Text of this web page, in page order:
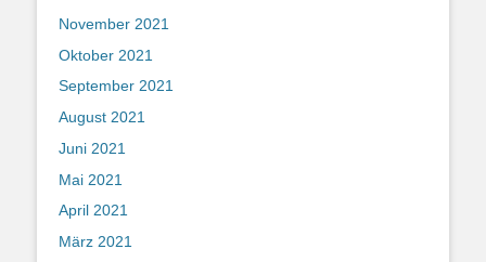
November 2021
Oktober 2021
September 2021
August 2021
Juni 2021
Mai 2021
April 2021
März 2021